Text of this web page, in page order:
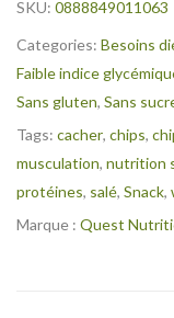
SKU: 0888849011063
Categories: Besoins
Faible indice
Sans gluten, Sans
Tags: cacher, chips,
musculation, nutrition
protéines, salé, Snack,
Marque : Quest